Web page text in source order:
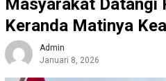
Masyarakat Datangi
Keranda Matinya
Admin
Januari 8, 2026